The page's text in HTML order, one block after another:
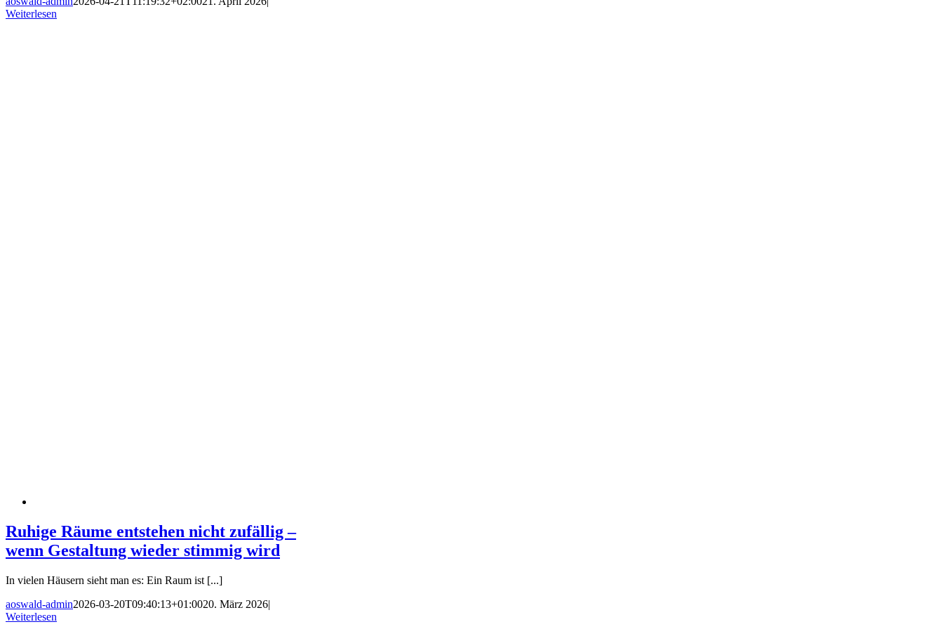
Weiterlesen
Ruhige Räume entstehen nicht zufällig –
wenn Gestaltung wieder stimmig wird
In vielen Häusern sieht man es: Ein Raum ist [...]
aoswald-admin2026-03-20T09:40:13+01:0020. März 2026|
Weiterlesen